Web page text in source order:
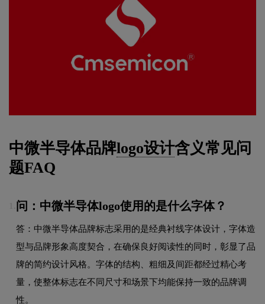
中微半导体品牌logo设计含义常见问
题FAQ
问：中微半导体logo使用的是什么字体？
答：中微半导体品牌标志采用的是经典衬线字体设计，字体造
型与品牌形象高度契合，在确保良好阅读性的同时，彰显了品
牌的简约设计风格。字体的结构、粗细及间距都经过精心考
量，使整体标志在不同尺寸和场景下均能保持一致的品牌调
性。